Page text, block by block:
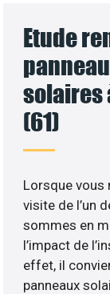
Etude
solaires
(61)
Lorsque vous
visite de l’un
sommes en
l’impact de
effet, il
panneaux